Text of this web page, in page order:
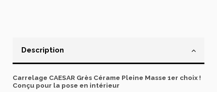
Description
Carrelage CAESAR Grès Cérame Pleine Masse 1er choix !
Conçu pour la pose en intérieur